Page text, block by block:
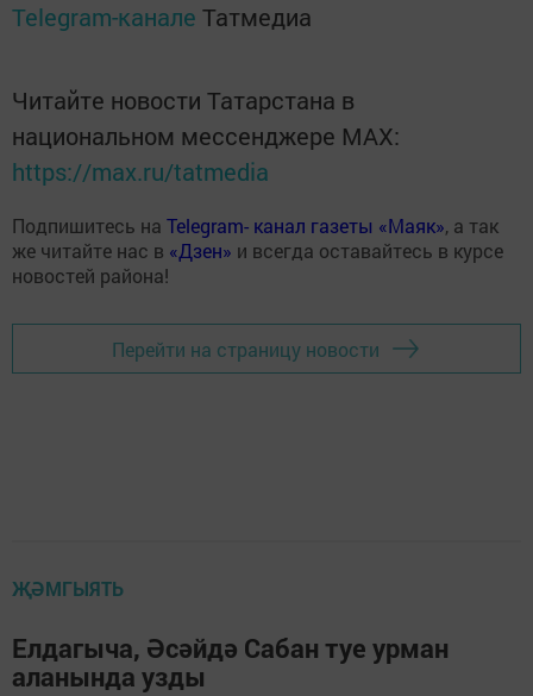
Telegram-канале Татмедиа
Читайте новости Татарстана в
национальном мессенджере MАХ:
https://max.ru/tatmedia
Подпишитесь на Telegram- канал газеты «Маяк», а так
же читайте нас в «Дзен» и всегда оставайтесь в курсе
новостей района!
Перейти на страницу новости
ҖӘМГЫЯТЬ
Елдагыча, Әсәйдә Сабан туе урман
аланында узды